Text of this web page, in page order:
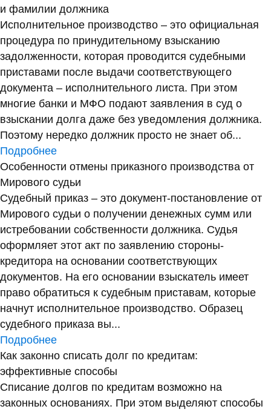
и фамилии должника
Исполнительное производство – это официальная
процедура по принудительному взысканию
задолженности, которая проводится судебными
приставами после выдачи соответствующего
документа – исполнительного листа. При этом
многие банки и МФО подают заявления в суд о
взыскании долга даже без уведомления должника.
Поэтому нередко должник просто не знает об...
Подробнее
Особенности отмены приказного производства от
Мирового судьи
Судебный приказ – это документ-постановление от
Мирового судьи о получении денежных сумм или
истребовании собственности должника. Судья
оформляет этот акт по заявлению стороны-
кредитора на основании соответствующих
документов. На его основании взыскатель имеет
право обратиться к судебным приставам, которые
начнут исполнительное производство. Образец
судебного приказа вы...
Подробнее
Как законно списать долг по кредитам:
эффективные способы
Списание долгов по кредитам возможно на
законных основаниях. При этом выделяют способы